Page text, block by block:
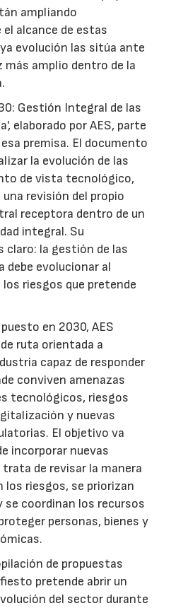
ampliando
alcance de estas
evolución las sitúa ante
más amplio dentro de la
Gestión Integral de las
elaborado por AES, parte
premisa. El documento
la evolución de las
de vista tecnológico,
revisión del propio
receptora dentro de un
integral. Su
claro: la gestión de las
debe evolucionar al
riesgos que pretende
en 2030, AES
ruta orientada a
capaz de responder
conviven amenazas
tecnológicos, riesgos
y nuevas
El objetivo va
incorporar nuevas
de revisar la manera
los riesgos, se priorizan
se coordinan los recursos
personas, bienes y
de propuestas
pretende abrir un
del sector durante